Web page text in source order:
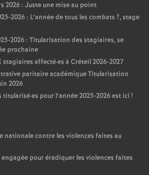
2026 : Juste une mise au point
2026 : L’année de tous les combats ?, stage
2026 : Titularisation des stagiaires, se
prochaine
stagiaires affecté·es à Créteil 2026-2027
paritaire académique Titularisation
2026
titularisé·es pour l’année 2025-2026 est ici !
nationale contre les violences faites au
engagée pour éradiquer les violences faites